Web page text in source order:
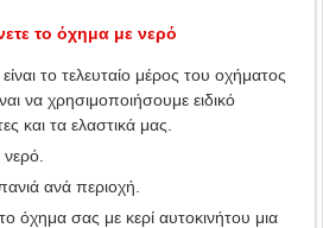
το όχημα με νερό
το τελευταίο μέρος του οχήματος
να χρησιμοποιήσουμε ειδικό
και τα ελαστικά μας.
ανά περιοχή.
όχημα σας με κερί αυτοκινήτου μια